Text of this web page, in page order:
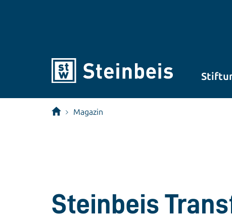
Magazin
Steinbeis